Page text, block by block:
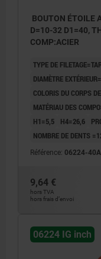
BOUTON ÉTOILE
D=10-32 D1=40,
COMP:ACIER
TYPE DE
DIAMÈTRE
COLORIS DU CORPS
MATÉRIAU DES
H1=5,5
H4=26,6
NOMBRE DE DENTS
Référence: 06224-
9,64 €
hors TVA
hors frais d’envoi
06224 IG inch